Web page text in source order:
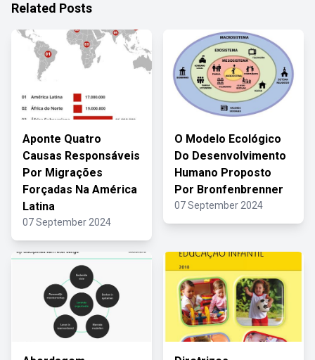
Related Posts
Aponte Quatro
Causas Responsáveis
Por Migrações
Forçadas Na América
Latina
07 September 2024
O Modelo Ecológico
Do Desenvolvimento
Humano Proposto
Por Bronfenbrenner
07 September 2024